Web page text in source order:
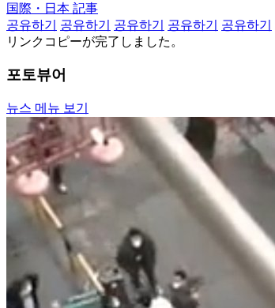
国際・日本 記事
공유하기
공유하기 공유하기 공유하기
공유하기
リンクコピーが完了しました。
포토뷰어
뉴스 메뉴 보기